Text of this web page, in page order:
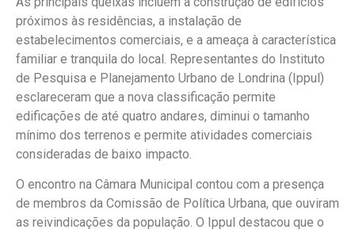
próximos às residências, a instalação de
estabelecimentos comerciais, e a ameaça à característica
familiar e tranquila do local. Representantes do Instituto
de Pesquisa e Planejamento Urbano de Londrina (Ippul)
esclareceram que a nova classificação permite
edificações de até quatro andares, diminui o tamanho
mínimo dos terrenos e permite atividades comerciais
consideradas de baixo impacto.
O encontro na Câmara Municipal contou com a presença
de membros da Comissão de Política Urbana, que ouviram
as reivindicações da população. O Ippul destacou que o